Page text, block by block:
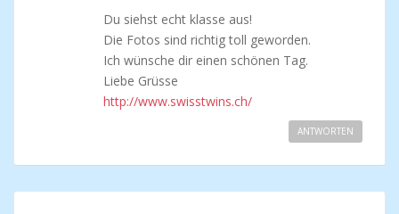
Du siehst echt klasse aus!
Die Fotos sind richtig toll geworden.
Ich wünsche dir einen schönen Tag.
Liebe Grüsse
http://www.swisstwins.ch/
ANTWORTEN